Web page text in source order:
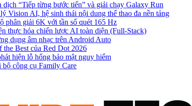
dịch “Tiếp từng bước tiến” và giải chạy Galaxy Run
Vision AI, hệ sinh thái nội dung thể thao đa nền tảng
phân giải 6K với tần số quét 165 Hz
thực hóa chiến lược AI toàn diện (Full-Stack)
dụng âm nhạc trên Android Auto
Best của Red Dot 2026
hiện lỗ hổng bảo mật nguy hiểm
bộ công cụ Family Care